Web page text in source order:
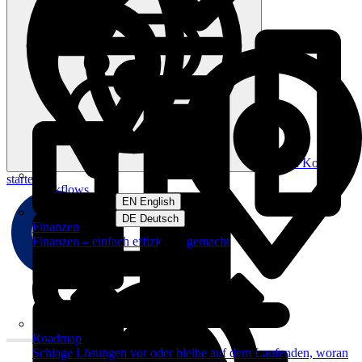
Workflows
Datei-Management. Neu gedacht
Finanzen
Finanzen – einfach effizienter gemacht
Roadmap
Schlage Lösungen vor oder bleibe auf dem Laufenden, woran
EN English
DE Deutsch
Log inKostenlos
starten